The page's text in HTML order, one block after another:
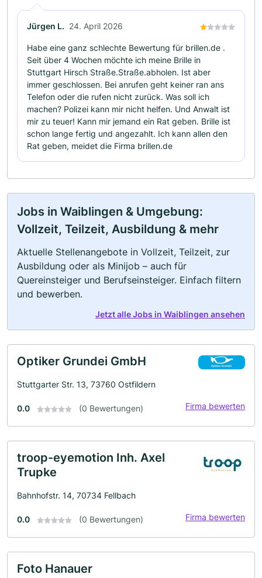
Jürgen L. 24. April 2026
Habe eine ganz schlechte Bewertung für brillen.de .
Seit über 4 Wochen möchte ich meine Brille in
Stuttgart Hirsch Straße.Straße.abholen. Ist aber
immer geschlossen. Bei anrufen geht keiner ran ans
Telefon oder die rufen nicht zurück. Was soll ich
machen? Polizei kann mir nicht helfen. Und Anwalt ist
mir zu teuer! Kann mir jemand ein Rat geben. Brille ist
schon lange fertig und angezahlt. Ich kann allen den
Rat geben, meidet die Firma brillen.de
Jobs in Waiblingen & Umgebung:
Vollzeit, Teilzeit, Ausbildung & mehr
Aktuelle Stellenangebote in Vollzeit, Teilzeit, zur
Ausbildung oder als Minijob – auch für
Quereinsteiger und Berufseinsteiger. Einfach filtern
und bewerben.
Jetzt alle Jobs in Waiblingen ansehen
Optiker Grundei GmbH
Stuttgarter Str. 13, 73760 Ostfildern
0.0 (0 Bewertungen) Firma bewerten
troop-eyemotion Inh. Axel
Trupke
Bahnhofstr. 14, 70734 Fellbach
0.0 (0 Bewertungen) Firma bewerten
Foto Hanauer